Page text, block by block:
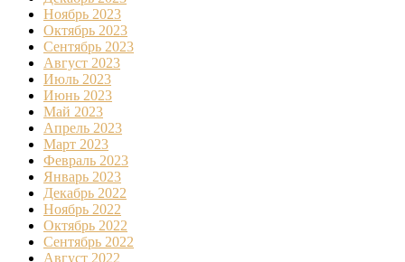
Ноябрь 2023
Октябрь 2023
Сентябрь 2023
Август 2023
Июль 2023
Июнь 2023
Май 2023
Апрель 2023
Март 2023
Февраль 2023
Январь 2023
Декабрь 2022
Ноябрь 2022
Октябрь 2022
Сентябрь 2022
Август 2022